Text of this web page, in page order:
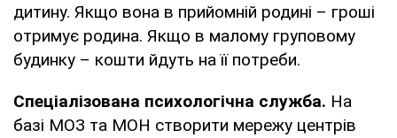
дитину. Якщо вона в прийомній родині – гроші
отримує родина. Якщо в малому груповому
будинку – кошти йдуть на її потреби.
Спеціалізована психологічна служба. На
базі МОЗ та МОН створити мережу центрів